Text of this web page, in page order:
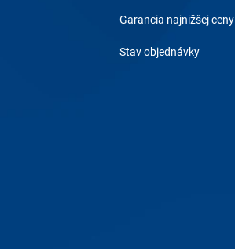
Garancia najnižšej ceny
Stav objednávky